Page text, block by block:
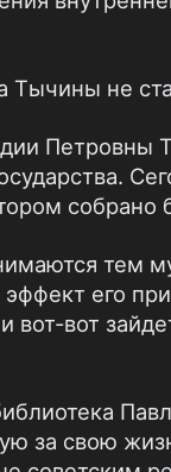
Тычины не
Петровны
собрано
тем
его
вот-вот
за свою